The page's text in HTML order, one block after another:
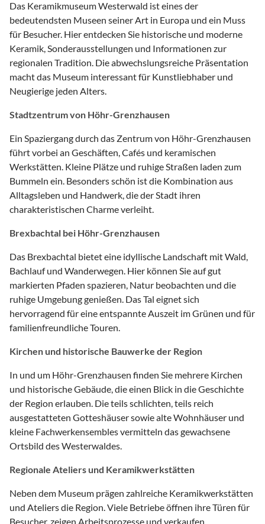
Das Keramikmuseum Westerwald ist eines der
bedeutendsten Museen seiner Art in Europa und ein Muss
für Besucher. Hier entdecken Sie historische und moderne
Keramik, Sonderausstellungen und Informationen zur
regionalen Tradition. Die abwechslungsreiche Präsentation
macht das Museum interessant für Kunstliebhaber und
Neugierige jeden Alters.
Stadtzentrum von Höhr-Grenzhausen
Ein Spaziergang durch das Zentrum von Höhr-Grenzhausen
führt vorbei an Geschäften, Cafés und keramischen
Werkstätten. Kleine Plätze und ruhige Straßen laden zum
Bummeln ein. Besonders schön ist die Kombination aus
Alltagsleben und Handwerk, die der Stadt ihren
charakteristischen Charme verleiht.
Brexbachtal bei Höhr-Grenzhausen
Das Brexbachtal bietet eine idyllische Landschaft mit Wald,
Bachlauf und Wanderwegen. Hier können Sie auf gut
markierten Pfaden spazieren, Natur beobachten und die
ruhige Umgebung genießen. Das Tal eignet sich
hervorragend für eine entspannte Auszeit im Grünen und für
familienfreundliche Touren.
Kirchen und historische Bauwerke der Region
In und um Höhr-Grenzhausen finden Sie mehrere Kirchen
und historische Gebäude, die einen Blick in die Geschichte
der Region erlauben. Die teils schlichten, teils reich
ausgestatteten Gotteshäuser sowie alte Wohnhäuser und
kleine Fachwerkensembles vermitteln das gewachsene
Ortsbild des Westerwaldes.
Regionale Ateliers und Keramikwerkstätten
Neben dem Museum prägen zahlreiche Keramikwerkstätten
und Ateliers die Region. Viele Betriebe öffnen ihre Türen für
Besucher, zeigen Arbeitsprozesse und verkaufen